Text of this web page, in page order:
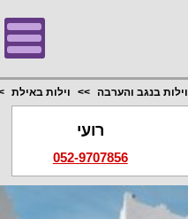
וילות בנגב והערבה וילות באילת
רועי
052-9707856